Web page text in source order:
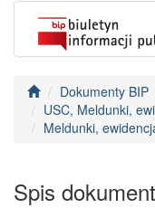
Dokumenty BIP
USC, Meldunki,
Meldunki,
Spis